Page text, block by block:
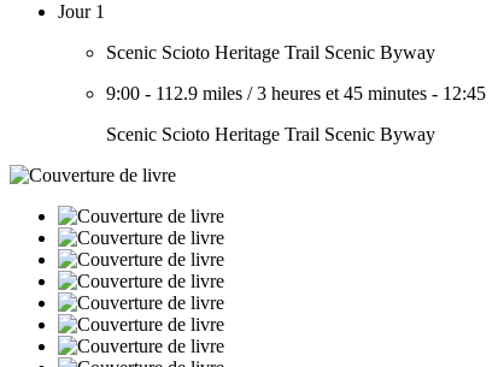
Jour 1
Scenic Scioto Heritage Trail Scenic Byway
9:00 - 112.9 miles /3 heures et 45 minutes - 12:45
Scenic Scioto Heritage Trail Scenic Byway